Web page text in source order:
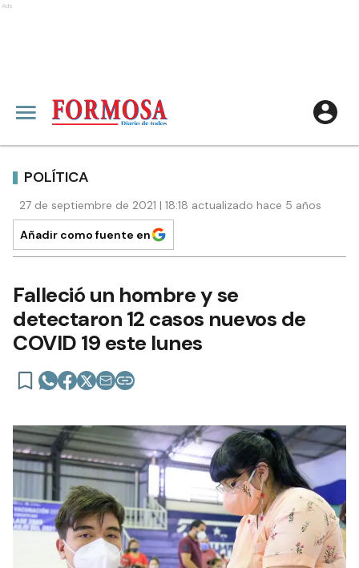
Ads
POLÍTICA
27 de septiembre de 2021 | 18:18 actualizado hace 5 años
Añadir como fuente en
Falleció un hombre y se
detectaron 12 casos nuevos de
COVID 19 este lunes